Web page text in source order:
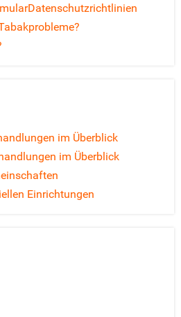
Datenschutzrichtlinien
im Überblick
im Überblick
Einrichtungen